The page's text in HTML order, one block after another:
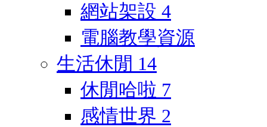
網站架設 4
電腦教學資源
生活休閒 14
休閒哈啦 7
感情世界 2